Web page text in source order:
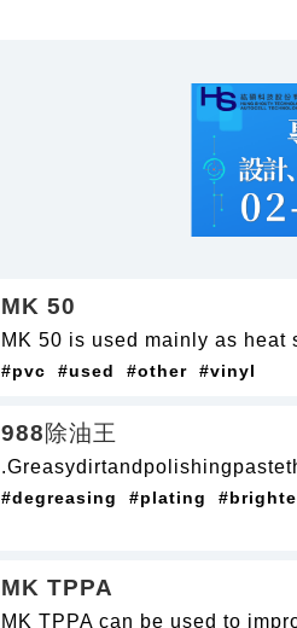
MK 50
MK 50 is used mainly as
#pvc #used #other #vinyl
988除油王
#degreasing #plating
MK TPPA
MK TPPA can be used to